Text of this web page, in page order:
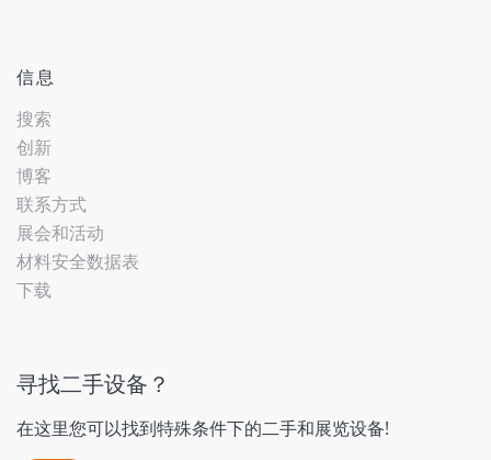
信息
搜索
创新
博客
联系方式
展会和活动
材料安全数据表
下载
寻找二手设备？
在这里您可以找到特殊条件下的二手和展览设备!